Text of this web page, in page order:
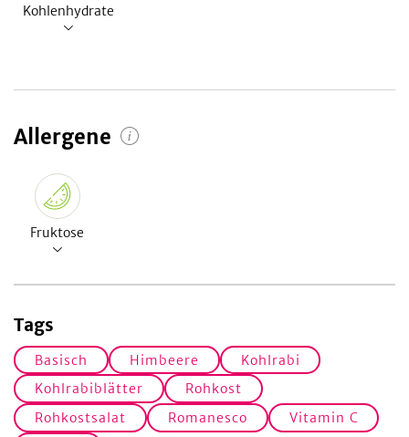
Kohlenhydrate
Allergene
Fruktose
Tags
Basisch Himbeere
Kohlrabi
Kohlrabiblätter
Rohkost
Rohkostsalat
Romanesco
Vitamin C